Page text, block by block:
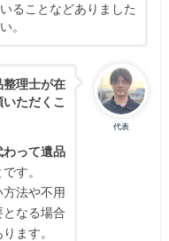
ることなどありました
。
代表
理士が在
ただくこ
わって遺品
す。
法や不用
なる場合
ます。